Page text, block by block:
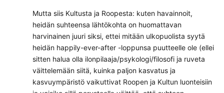
Mutta siis Kultusta ja Roopesta: kuten havainnoit,
heidän suhteensa lähtökohta on huomattavan
harvinainen juuri siksi, ettei mitään ulkopuolista syytä
heidän happily-ever-after -loppunsa puutteelle ole (ellei
sitten halua olla ilonpilaaja/psykologi/filosofi ja ruveta
väittelemään siitä, kuinka paljon kasvatus ja
kasvuympäristö vaikuttivat Roopen ja Kultun luonteisiin